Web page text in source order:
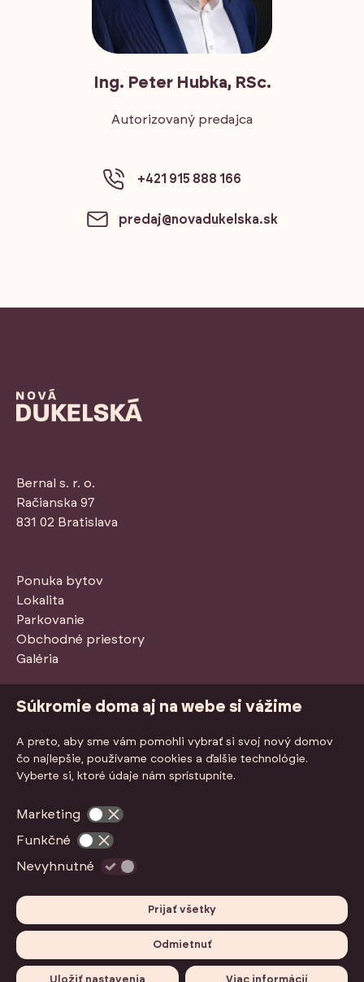
Ing. Peter Hubka, RSc.
Autorizovaný predajca
+421 915 888 166
predaj@novadukelska.sk
Bernal s. r. o.
Račianska 97
831 02 Bratislava
Ponuka bytov
Lokalita
Parkovanie
Obchodné priestory
Galéria
Stiahnuť PDF so štandardmi
vyhradené.
Nastavenia cookies GDPR
Súkromie doma aj na webe si vážime
A preto, aby sme vám pomohli vybrať si svoj nový domov
čo najlepšie, používame cookies a ďalšie technológie.
Vyberte si, ktoré údaje nám sprístupníte.
Marketing
Funkčné
Nevyhnutné
Odmietnuť
Prijať všetky